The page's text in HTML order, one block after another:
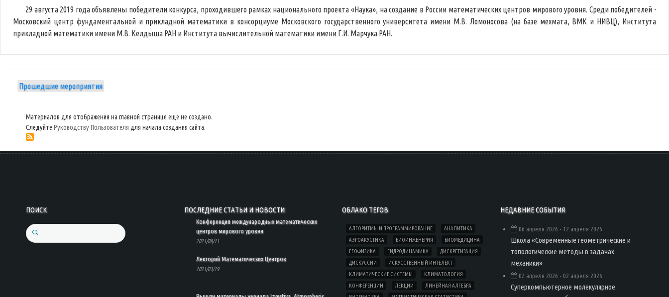
29 августа 2019 года объявлены победители конкурса, проходившего рамках национального проекта «Наука», на создание в России математических центров мирового уровня. Среди победителей -
Московский центр фундаментальной и прикладной математики в консорциуме Московского государственного университета имени М.В. Ломоносова (на базе мехмата, ВМК и НИВЦ), Института
прикладной математики имени М.В. Келдыша РАН и Института вычислительной математики имени Г.И. Марчука РАН.
Прошедшие мероприятия
Материалов для отображения на главной странице еще не создано.
Следуйте Руководству Пользователя для начала создания сайта.
ПОИСК
Search
ПОСЛЕДНИЕ СТАТЬИ И НОВОСТИ
Конференция международных математических
центров мирового уровня
2021/08/11
Лекторий Математических Центров
2021/03/19
ОБЛАКО ТЕГОВ
АЛГОРИТМЫ И ПРОГРАММИРОВАНИЕ
АНАЛИТИКА
АЭРОАКУСТИКА
БИОИНЖЕНЕРИЯ
БИОМЕДИЦИНА
ГЕОФИЗИКА
ГИДРОДИНАМИКА
ДИСКРЕТИЗАЦИЯ
ДИСКУССИИ
ИСКУССТВЕННЫЙ ИНТЕЛЕКТ
КЛИМАТИЧЕСКИЕ СИСТЕМЫ
КЛИМАТОЛОГИЯ
КОНФЕРЕНЦИИ
ЛЕКЦИИ
ЛИНЕЙНАЯ АЛГЕБРА
НЕДАВНИЕ СОБЫТИЯ
06 апреля 2026 - 12 апреля 2026
Школа «Современные геометрические и
топологические методы в задачах
механики»
02 апреля 2026 - 02 апреля 2026
Суперкомпьютерное молекулярное